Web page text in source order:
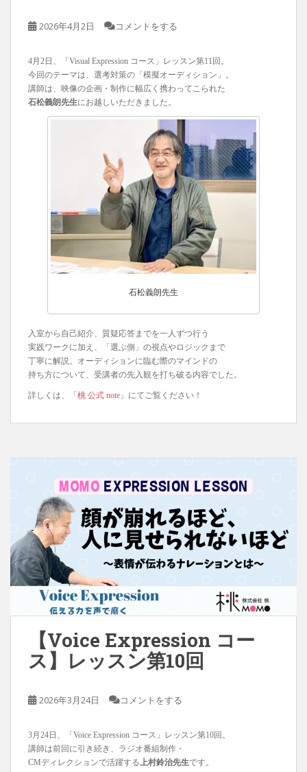
2026年4月2日 コメントをする
4月2日、「Visual Expression コース」レッスン第11回。
今回のテーマは、選考対策の「模擬オーディション」。
講師は、映像の企画・制作に幅広く携わってこられた
石松義朗先生にお越しいただきました。
石松義朗先生
入室から自己紹介、質疑応答までを一人ずつ行う
実践ワークに加え、「選ぶ側」の視点やロジックまで
丁寧に解説。オーディションに臨む際のマインドの
持ち方について、受講者の先入観を打ち破る内容でした。
詳しくは、「 桃 公式 note 」にてご覧ください！
【Voice Expression コー
ス】レッスン第10回
2026年3月24日 コメントをする
3月24日、「Voice Expression コース」レッスン第10回。
講師は前回に引き続き、ラジオ番組制作・
CMディレクションで活躍する 上村鈴治先生です。